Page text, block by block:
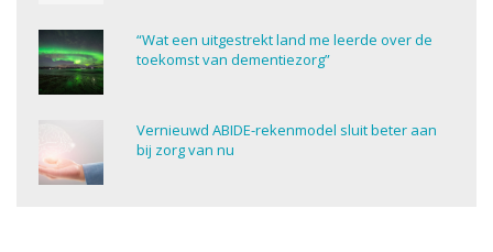
“Wat een uitgestrekt land me leerde over de
toekomst van dementiezorg”
Vernieuwd ABIDE-rekenmodel sluit beter aan
bij zorg van nu